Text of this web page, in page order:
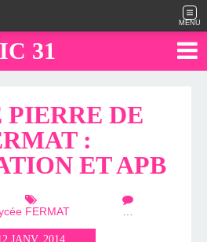
MENU
31
PIERRE DE
:
ET APB
FERMAT …
JANV.2014